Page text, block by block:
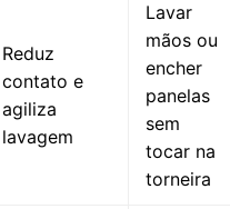
Reduz
contato e
agiliza
lavagem
Lavar
mãos ou
encher
panelas
sem
tocar na
torneira